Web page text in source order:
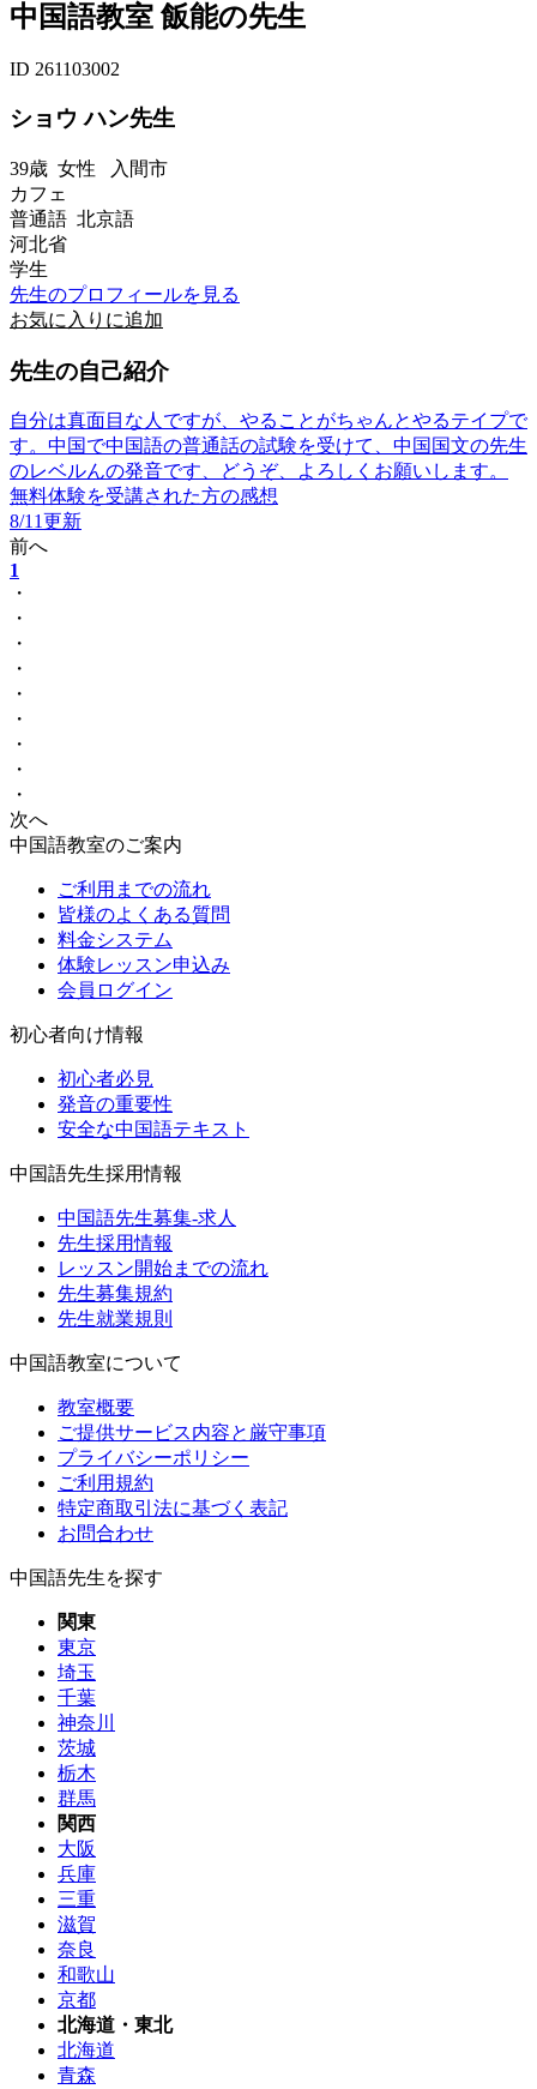
中国語教室 飯能の先生
ID 261103002
ショウ ハン先生
39歳 女性 入間市
カフェ
普通語 北京語
河北省
学生
先生のプロフィールを見る
お気に入りに追加
先生の自己紹介
自分は真面目な人ですが、やることがちゃんとやるテイプで
す。中国で中国語の普通話の試験を受けて、中国国文の先生
のレベルんの発音です、どうぞ、よろしくお願いします。
無料体験を受講された方の感想
8/11更新
前へ
1
・
・
・
・
・
・
・
・
・
次へ
中国語教室のご案内
ご利用までの流れ
皆様のよくある質問
料金システム
体験レッスン申込み
会員ログイン
初心者向け情報
初心者必見
発音の重要性
安全な中国語テキスト
中国語先生採用情報
中国語先生募集-求人
先生採用情報
レッスン開始までの流れ
先生募集規約
先生就業規則
中国語教室について
教室概要
ご提供サービス内容と厳守事項
プライバシーポリシー
ご利用規約
特定商取引法に基づく表記
お問合わせ
中国語先生を探す
関東
東京
埼玉
千葉
神奈川
茨城
栃木
群馬
関西
大阪
兵庫
三重
滋賀
奈良
和歌山
京都
北海道・東北
北海道
青森